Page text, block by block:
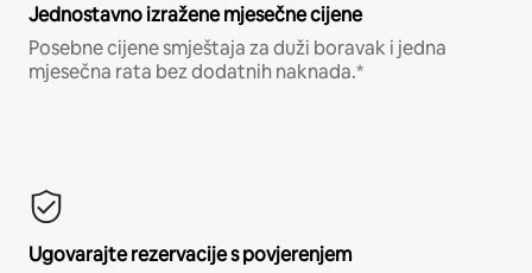
Jednostavno izražene mjesečne cijene
Posebne cijene smještaja za duži boravak i jedna
mjesečna rata bez dodatnih naknada.*
Ugovarajte rezervacije s povjerenjem